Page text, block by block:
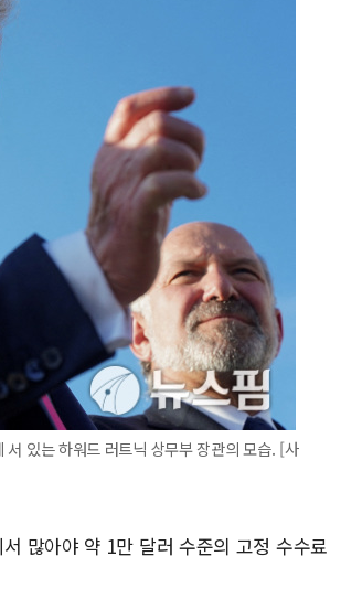
있는 하워드 러트닉 상무부 장관의 모습. [사
많아야 약 1만 달러 수준의 고정 수수료